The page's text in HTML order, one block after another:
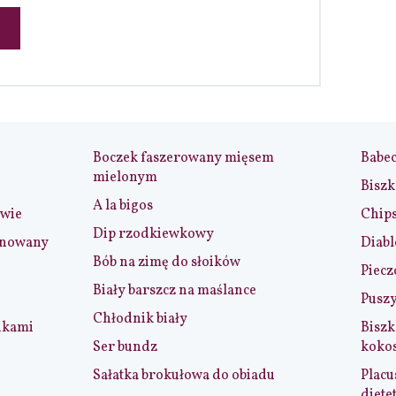
Boczek faszerowany mięsem
mielonym
A la bigos
Dip rzodkiewkowy
Bób na zimę do słoików
Biały barszcz na maślance
Chłodnik biały
Ser bundz
Sałatka brokułowa do obiadu